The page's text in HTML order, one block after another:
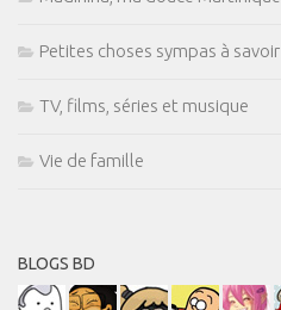
Petites choses sympas à savoir
TV, films, séries et musique
Vie de famille
BLOGS BD